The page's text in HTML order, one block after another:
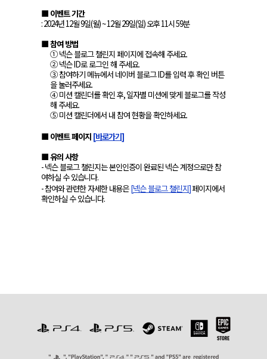
■ 이벤트 기간
: 2024년12월9일(월) ~ 12월29일(일)오후11시59분
■ 참여 방법
① 넥슨 블로그 챌린지 페이지에 접속해 주세요.
② 넥슨ID로 로그인 해 주세요.
③ 참여하기 메뉴에서 네이버 블로그ID를 입력 후 확인 버튼
을 눌러주세요.
④ 미션 캘린더를 확인 후,일자별 미션에 맞게 블로그를 작성
해 주세요.
⑤ 미션 캘린더에서 내 참여 현황을 확인하세요.
■ 이벤트 페이지 [바로가기]
■ 유의 사항
-넥슨 블로그 챌린지는 본인인증이 완료된 넥슨 계정으로만 참
여하실 수 있습니다.
-참여와 관련한 자세한 내용은[넥슨 블로그 챌린지]페이지에서
확인하실 수 있습니다.